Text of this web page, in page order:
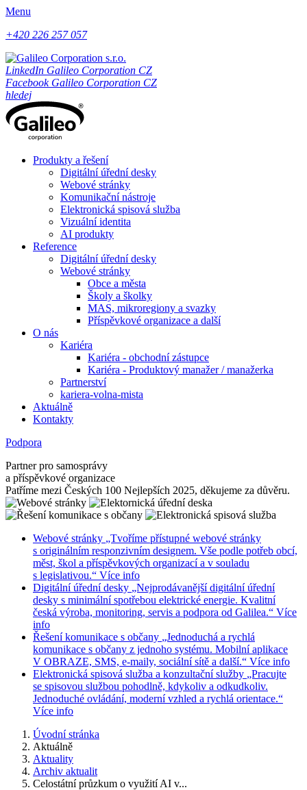
Menu
+420 226 257 057
LinkedIn Galileo Corporation CZ
Facebook Galileo Corporation CZ
hledej
Produkty a řešení
Digitální úřední desky
Webové stránky
Komunikační nástroje
Elektronická spisová služba
Vizuální identita
AI produkty
Reference
Digitální úřední desky
Webové stránky
Obce a města
Školy a školky
MAS, mikroregiony a svazky
Příspěvkové organizace a další
O nás
Kariéra
Kariéra - obchodní zástupce
Kariéra - Produktový manažer / manažerka
Partnerství
kariera-volna-mista
Aktuálně
Kontakty
Podpora
Partner pro samosprávy
a příspěvkové organizace
Patříme mezi Českých 100 Nejlepších 2025, děkujeme za důvěru.
Webové stránky „Tvoříme přístupné webové stránky
s originálním responzivním designem. Vše podle potřeb obcí,
měst, škol a příspěvkových organizací a v souladu
s legislativou.“ Více info
Digitální úřední desky „Nejprodávanější digitální úřední
desky s minimální spotřebou elektrické energie. Kvalitní
česká výroba, monitoring, servis a podpora od Galilea.“ Více
info
Řešení komunikace s občany „Jednoduchá a rychlá
komunikace s občany z jednoho systému. Mobilní aplikace
V OBRAZE, SMS, e-maily, sociální sítě a další.“ Více info
Elektronická spisová služba a konzultační služby „Pracujte
se spisovou službou pohodlně, kdykoliv a odkudkoliv.
Jednoduché ovládání, moderní vzhled a rychlá orientace.“
Více info
Úvodní stránka
Aktuálně
Aktuality
Archiv aktualit
Celostátní průzkum o využití AI v...